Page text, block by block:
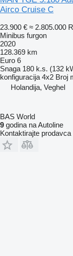
Airco Cruise C
23.900 € ≈ 2.805.000
Minibus furgon
2020
128.369 km
Euro 6
Snaga 180 k.s. (132
konfiguracija 4x2 Broj
Holandija, Veghel
BAS World
9 godina na Autoline
Kontaktirajte prodavca